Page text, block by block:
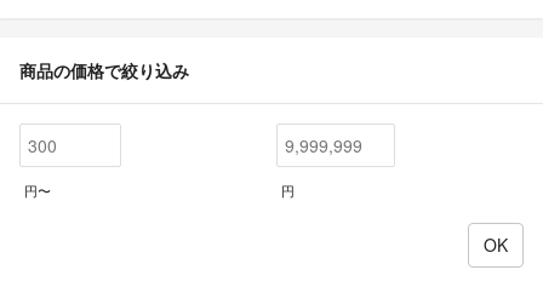
商品の価格で絞り込み
円〜 円